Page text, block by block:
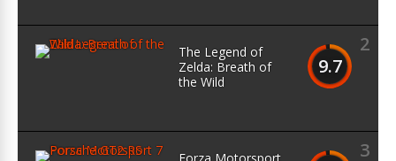
2
9.7
The Legend of
Zelda: Breath of
the Wild
3